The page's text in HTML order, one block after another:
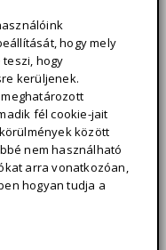
hogy mely
hogy
kerüljenek.
fél cookie-jait
között
nem használható
arra vonatkozóan,
hogyan tudja a